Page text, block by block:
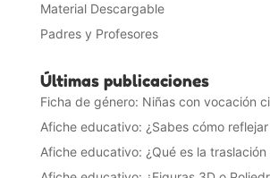
Material Descargable
Padres y Profesores
Últimas publicaciones
Ficha de género: Niñas con vocación
Afiche educativo: ¿Sabes cómo
Afiche educativo: ¿Qué es la